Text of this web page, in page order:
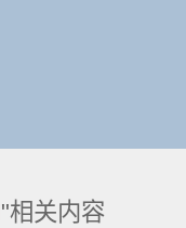
"相关内容